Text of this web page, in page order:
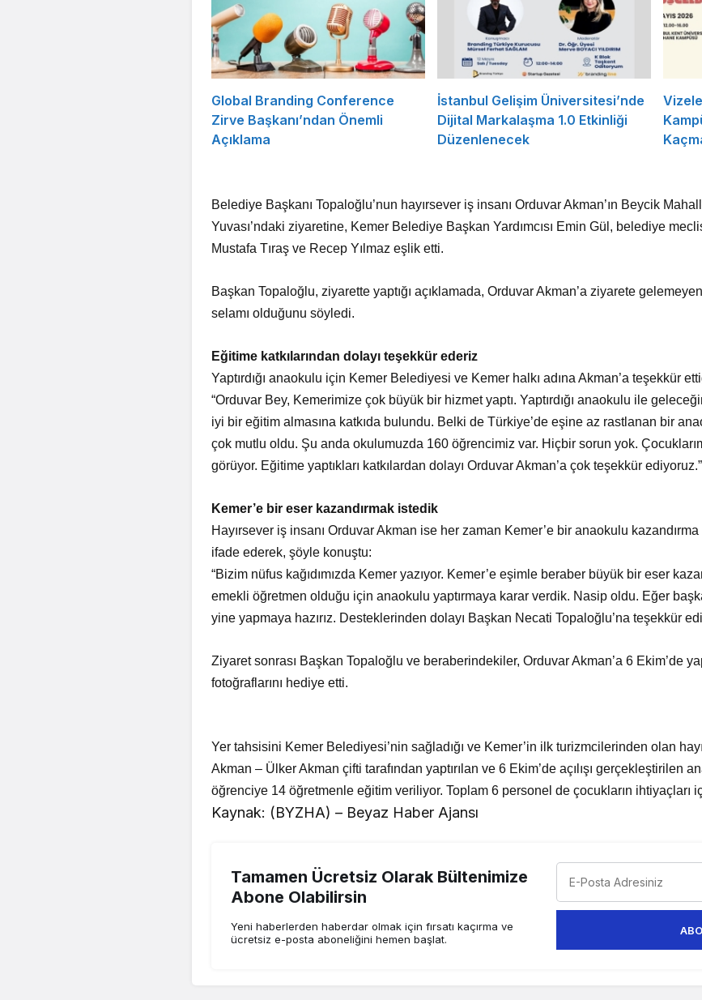
Global Branding Conference
Zirve Başkanı’ndan Önemli
Açıklama
İstanbul Gelişim Üniversitesi’nde
Dijital Markalaşma 1.0 Etkinliği
Düzenlenecek
Belediye Başkanı Topaloğlu’nun hayırsever iş insanı Orduvar Akman’ın Beycik
Yuvası’ndaki ziyaretine, Kemer Belediye Başkan Yardımcısı Emin Gül, belediye
Mustafa Tıraş ve Recep Yılmaz eşlik etti.
Başkan Topaloğlu, ziyarette yaptığı açıklamada, Orduvar Akman’a ziyarete
selamı olduğunu söyledi.
Eğitime katkılarından dolayı teşekkür ederiz
Yaptırdığı anaokulu için Kemer Belediyesi ve Kemer halkı adına Akman’a teşekkür
“Orduvar Bey, Kemerimize çok büyük bir hizmet yaptı. Yaptırdığı anaokulu ile
iyi bir eğitim almasına katkıda bulundu. Belki de Türkiye’de eşine az rastlanan bir
çok mutlu oldu. Şu anda okulumuzda 160 öğrencimiz var. Hiçbir sorun yok.
görüyor. Eğitime yaptıkları katkılardan dolayı Orduvar Akman’a çok teşekkür
Kemer’e bir eser kazandırmak istedik
Hayırsever iş insanı Orduvar Akman ise her zaman Kemer’e bir anaokulu
ifade ederek, şöyle konuştu:
“Bizim nüfus kağıdımızda Kemer yazıyor. Kemer’e eşimle beraber büyük bir eser
emekli öğretmen olduğu için anaokulu yaptırmaya karar verdik. Nasip oldu. Eğer
yine yapmaya hazırız. Desteklerinden dolayı Başkan Necati Topaloğlu’na teşekkür
Ziyaret sonrası Başkan Topaloğlu ve beraberindekiler, Orduvar Akman’a 6 Ekim’de
fotoğraflarını hediye etti.
Yer tahsisini Kemer Belediyesi’nin sağladığı ve Kemer’in ilk turizmcilerinden olan
Akman – Ülker Akman çifti tarafından yaptırılan ve 6 Ekim’de açılışı gerçekleştirilen
öğrenciye 14 öğretmenle eğitim veriliyor. Toplam 6 personel de çocukların ihtiyaçları
Kaynak: (BYZHA) – Beyaz Haber Ajansı
Tamamen Ücretsiz Olarak Bültenimize
Abone Olabilirsin
Yeni haberlerden haberdar olmak için fırsatı kaçırma ve
ücretsiz e-posta aboneliğini hemen başlat.